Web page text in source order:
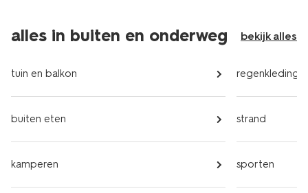
alles in buiten en onderweg bekijk alles
tuin en balkon
buiten eten
kamperen
regenkleding
strand
sporten